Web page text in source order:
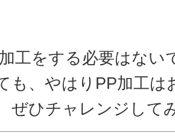
工をする必要はない
も、やはりPP加工
ぜひチャレンジして